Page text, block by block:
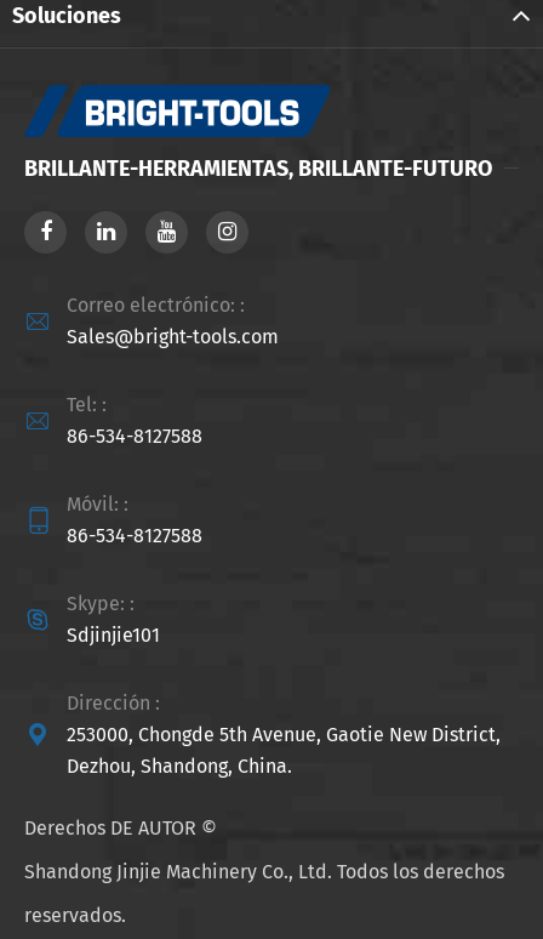
Soluciones
BRILLANTE-HERRAMIENTAS, BRILLANTE-FUTURO

Correo electrónico: :
Sales@bright-tools.com

Tel: :
86-534-8127588

Móvil: :
86-534-8127588

Skype: :
Sdjinjie101

Dirección :
253000, Chongde 5th Avenue, Gaotie New District,
Dezhou, Shandong, China.
Derechos DE AUTOR ©
Shandong Jinjie Machinery Co., Ltd. Todos los derechos
reservados.